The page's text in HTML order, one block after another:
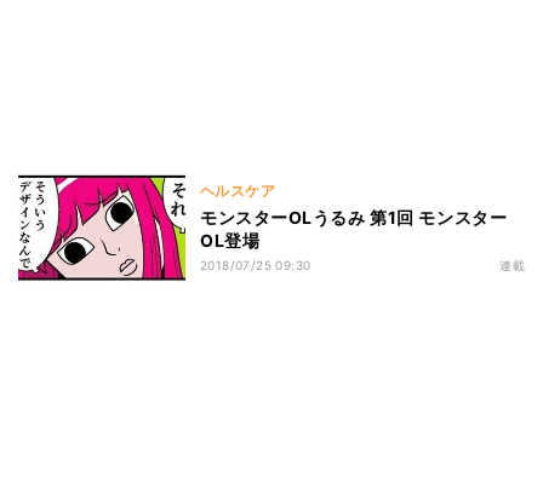
ヘルスケア
モンスターOLうるみ 第1回 モンスター
OL登場
2018/07/25 09:30 連載